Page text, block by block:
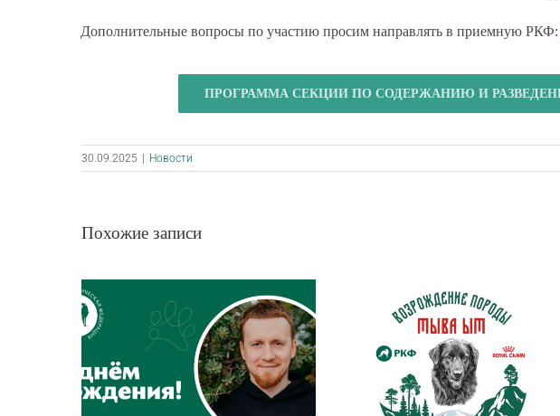
Дополнительные вопросы по участию просим направлять в приемную
ПРОГРАММА СЕКЦИИ ПО СОДЕРЖАНИЮ И
30.09.2025 Новости
Похожие записи